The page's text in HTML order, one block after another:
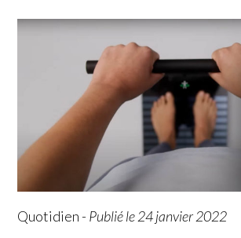
Quotidien - Publié le 24 janvier 2022